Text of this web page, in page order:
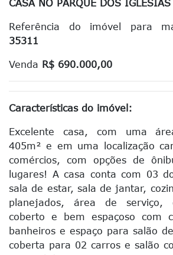
CASA NO PARQUE DOS
Referência do imóvel para
35311
Venda R$ 690.000,00
Características do imóvel:
Excelente casa, com uma
405m² e em uma localização
comércios, com opções de
lugares! A casa conta com 03
sala de estar, sala de jantar,
planejados, área de serviço,
coberto e bem espaçoso com
banheiros e espaço para salão
coberta para 02 carros e salão